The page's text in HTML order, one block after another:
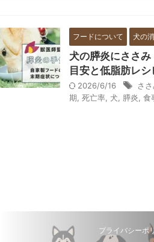
フードについて 犬の
犬の膵炎にささ
目安と低脂肪レ
2026/6/16 さ
期 死亡率 犬 膵炎 食
プライバシーポ